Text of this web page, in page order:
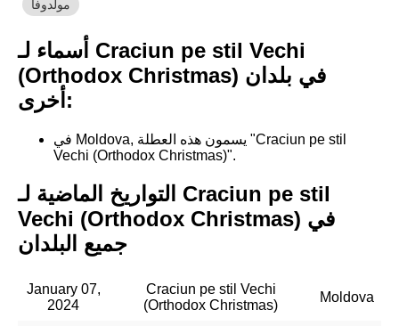
مولدوفا
أسماء لـ Craciun pe stil Vechi
(Orthodox Christmas) في بلدان
أخرى:
في Moldova, يسمون هذه العطلة "Craciun pe stil
Vechi (Orthodox Christmas)".
التواريخ الماضية لـ Craciun pe stil
Vechi (Orthodox Christmas) في
جميع البلدان
January 07,
2024
Craciun pe stil Vechi
(Orthodox Christmas)
Moldova